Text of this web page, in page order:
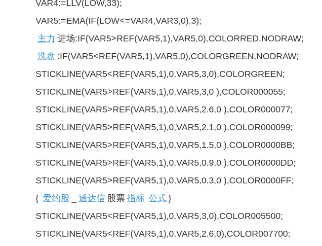
VAR4:=LLV(LOW,33);
VAR5:=EMA(IF(LOW<=VAR4,VAR3,0),3);
主力 进场:IF(VAR5>REF(VAR5,1),VAR5,0),COLORRED,NODRAW;
洗盘 :IF(VAR5<REF(VAR5,1),VAR5,0),COLORGREEN,NODRAW;
STICKLINE(VAR5<REF(VAR5,1),0,VAR5,3,0),COLORGREEN;
STICKLINE(VAR5>REF(VAR5,1),0,VAR5,3,0 ),COLOR000055;
STICKLINE(VAR5>REF(VAR5,1),0,VAR5,2.6,0 ),COLOR000077;
STICKLINE(VAR5>REF(VAR5,1),0,VAR5,2.1,0 ),COLOR000099;
STICKLINE(VAR5>REF(VAR5,1),0,VAR5,1.5,0 ),COLOR0000BB;
STICKLINE(VAR5>REF(VAR5,1),0,VAR5,0.9,0 ),COLOR0000DD;
STICKLINE(VAR5>REF(VAR5,1),0,VAR5,0.3,0 ),COLOR0000FF;
{ 爱约股 通达信 股票 指标 公式 }
STICKLINE(VAR5<REF(VAR5,1),0,VAR5,3,0),COLOR005500;
STICKLINE(VAR5<REF(VAR5,1),0,VAR5,2.6,0),COLOR007700;